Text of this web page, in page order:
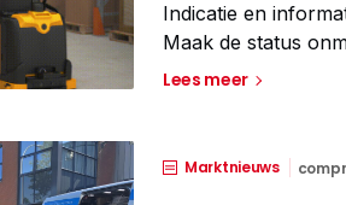
Indicatie en
Maak de status
zichtbaarheid van
Lees meer
Marktnieuws